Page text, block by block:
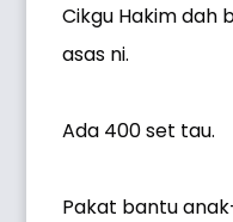
Cikgu Hakim dah
asas ni.
Ada 400 set tau.
Pakat bantu